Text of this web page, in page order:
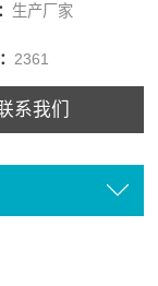
生产厂家
2361
系我们